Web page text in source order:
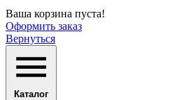
Ваша корзина пуста!
Оформить заказ
Вернуться
Каталог